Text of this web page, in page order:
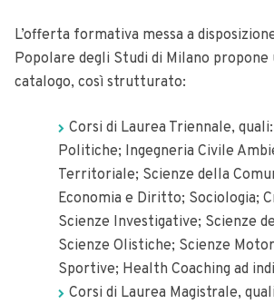
L’offerta formativa messa a
Popolare degli Studi di Milano propone
catalogo, così strutturato:
Corsi di Laurea Triennale,
Politiche; Ingegneria Civile
Territoriale; Scienze della
Economia e Diritto; Sociologia;
Scienze Investigative; Scienze
Scienze Olistiche; Scienze
Sportive; Health Coaching ad
Corsi di Laurea Magistrale,